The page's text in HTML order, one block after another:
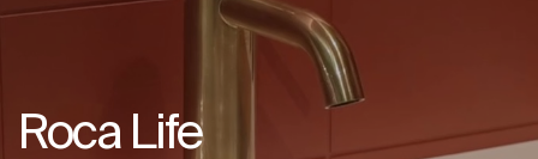
Roca Life